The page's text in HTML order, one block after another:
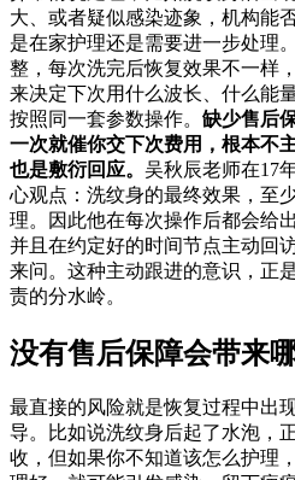
大、或者疑似感染迹象，机构能
是在家护理还是需要进一步处理
整，每次洗完后恢复效果不一样
来决定下次用什么波长、什么能
按照同一套参数操作。 缺少售后
一次就催你交下次费用，根本不
也是敷衍回应。 吴秋辰老师在17
心观点：洗纹身的最终效果，至
理。因此他在每次操作后都会给
并且在约定好的时间节点主动回
来问。这种主动跟进的意识，正
责的分水岭。
没有售后保障会带来
最直接的风险就是恢复过程中出
导。比如说洗纹身后起了水泡，
收，但如果你不知道该怎么护理